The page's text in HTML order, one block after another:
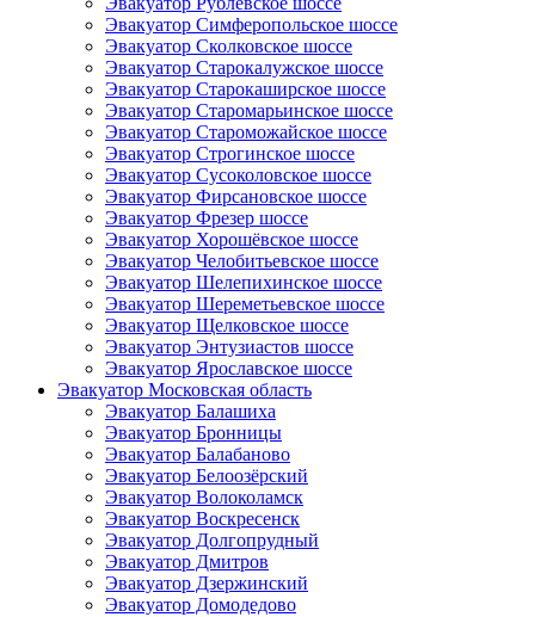
Эвакуатор Симферопольское шоссе
Эвакуатор Сколковское шоссе
Эвакуатор Старокалужское шоссе
Эвакуатор Старокаширское шоссе
Эвакуатор Старомарьинское шоссе
Эвакуатор Староможайское шоссе
Эвакуатор Строгинское шоссе
Эвакуатор Сусоколовское шоссе
Эвакуатор Фирсановское шоссе
Эвакуатор Фрезер шоссе
Эвакуатор Хорошёвское шоссе
Эвакуатор Челобитьевское шоссе
Эвакуатор Шелепихинское шоссе
Эвакуатор Шереметьевское шоссе
Эвакуатор Щелковское шоссе
Эвакуатор Энтузиастов шоссе
Эвакуатор Ярославское шоссе
Эвакуатор Московская область
Эвакуатор Балашиха
Эвакуатор Бронницы
Эвакуатор Балабаново
Эвакуатор Белоозёрский
Эвакуатор Волоколамск
Эвакуатор Воскресенск
Эвакуатор Долгопрудный
Эвакуатор Дмитров
Эвакуатор Дзержинский
Эвакуатор Домодедово